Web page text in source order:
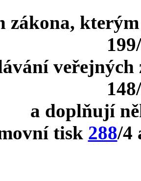
zákona,
veřejných
a doplňují
tisk 288/4